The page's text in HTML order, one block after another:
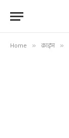
Home » क्राईम »